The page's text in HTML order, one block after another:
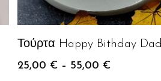
Τούρτα Happy Bithday Dad
25,00 € – 55,00 €